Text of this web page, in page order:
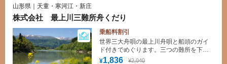
山形県｜天童・寒河江・新庄
株式会社 最上川三難所舟くだり
乗船料割引
¥1,836 ¥2,040
世界三大舟唄の最上川舟唄と船頭のガイ
ド付きでめぐります。三つの難所を下る
絶景とスリルのある舟くだりです。